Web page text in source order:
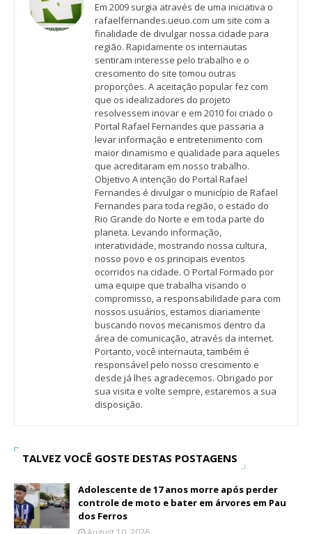
Em 2009 surgia através de uma iniciativa o
rafaelfernandes.ueuo.com um site com a
finalidade de divulgar nossa cidade para
região. Rapidamente os internautas
sentiram interesse pelo trabalho e o
crescimento do site tomou outras
proporções. A aceitação popular fez com
que os idealizadores do projeto
resolvessem inovar e em 2010 foi criado o
Portal Rafael Fernandes que passaria a
levar informação e entretenimento com
maior dinamismo e qualidade para aqueles
que acreditaram em nosso trabalho.
Objetivo A intenção do Portal Rafael
Fernandes é divulgar o município de Rafael
Fernandes para toda região, o estado do
Rio Grande do Norte e em toda parte do
planeta. Levando informação,
interatividade, mostrando nossa cultura,
nosso povo e os principais eventos
ocorridos na cidade. O Portal Formado por
uma equipe que trabalha visando o
compromisso, a responsabilidade para com
nossos usuários, estamos diariamente
buscando novos mecanismos dentro da
área de comunicação, através da internet.
Portanto, você internauta, também é
responsável pelo nosso crescimento e
desde já lhes agradecemos. Obrigado por
sua visita e volte sempre, estaremos a sua
disposição.
TALVEZ VOCÊ GOSTE DESTAS POSTAGENS
Adolescente de 17 anos morre após perder
controle de moto e bater em árvores em Pau
dos Ferros